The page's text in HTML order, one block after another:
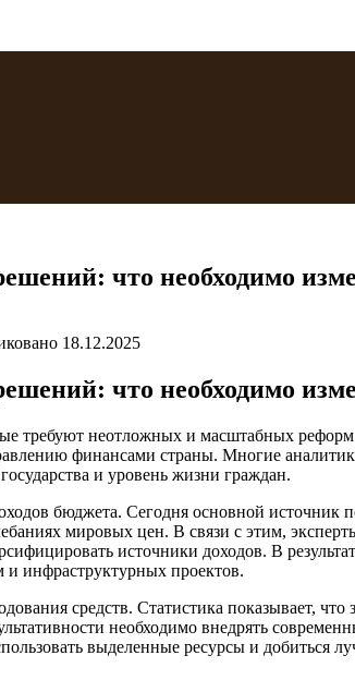
что необходимо
18.12.2025
что необходимо
требуют неотложных и масштабных
финансами страны. Многие
и уровень жизни граждан.
бюджета. Сегодня основной
мировых цен. В связи с этим,
источники доходов. В
инфраструктурных проектов.
средств. Статистика показывает,
необходимо внедрять
выделенные ресурсы и добиться